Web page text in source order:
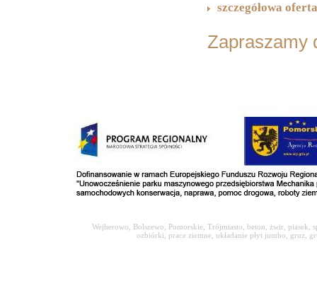
szczegółowa oferta
Zapraszamy
Wejherowo, Bolszewo, Pomorskie, Trójmiasto, beton, żwir, piasek,
ozbiórki, prace ziemne, układanie płyt jumbo, gruz,